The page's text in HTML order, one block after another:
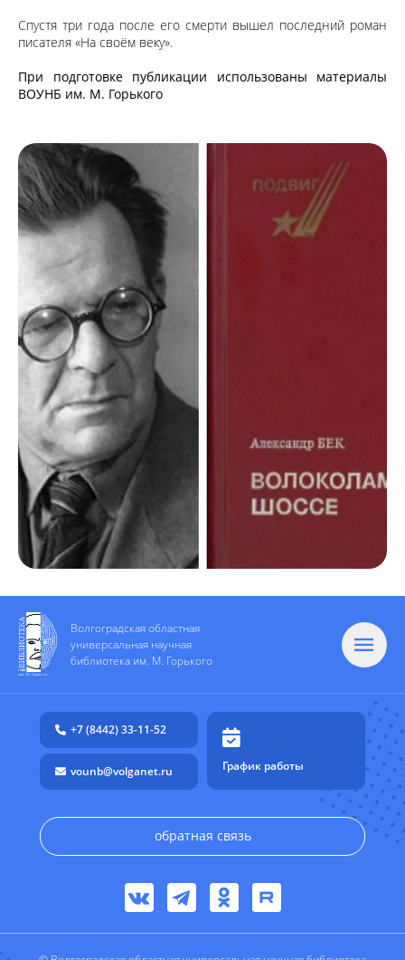
Спустя три года после его смерти вышел последний роман
писателя «На своём веку».
При подготовке публикации использованы материалы
ВОУНБ им. М. Горького
Волгоградская областная
универсальная научная
библиотека им. М. Горького
+7 (8442) 33-11-52
vounb@volganet.ru График работы
обратная связь